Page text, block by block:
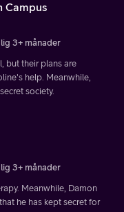
Campus
3+ månader
but their plans are
help. Meanwhile,
society.
3+ månader
Meanwhile, Damon
he has kept secret for